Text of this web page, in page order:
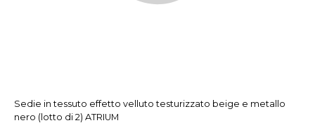
Sedie in tessuto effetto velluto testurizzato beige e metallo
nero (lotto di 2) ATRIUM